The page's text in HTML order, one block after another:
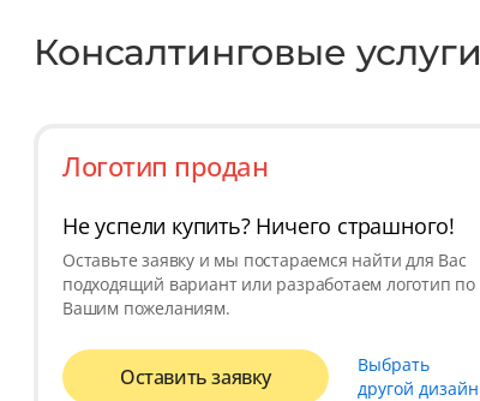
Консалтинговые услуги
Логотип продан
Не успели купить? Ничего страшного!
Оставьте заявку и мы постараемся найти для Вас
подходящий вариант или разработаем логотип по
Вашим пожеланиям.
Оставить заявку
Выбрать
другой дизайн